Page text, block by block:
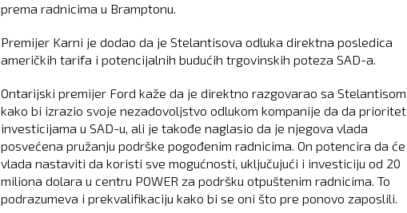
prema radnicima u Bramptonu.
Premijer Karni je dodao da je Stelantisova odluka direktna posledica
američkih tarifa i potencijalnih budućih trgovinskih poteza SAD-a.
Ontarijski premijer Ford kaže da je direktno razgovarao sa Stelantisom
kako bi izrazio svoje nezadovoljstvo odlukom kompanije da da prioritet
investicijama u SAD-u, ali je takođe naglasio da je njegova vlada
posvećena pružanju podrške pogođenim radnicima. On potencira da će
vlada nastaviti da koristi sve mogućnosti, uključujući i investiciju od 20
miliona dolara u centru POWER za podršku otpuštenim radnicima. To
podrazumeva i prekvalifikaciju kako bi se oni što pre ponovo zaposlili.